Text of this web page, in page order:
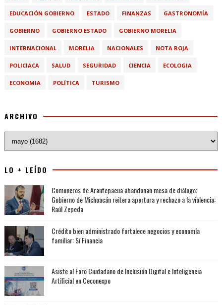
EDUCACIÓN GOBIERNO ESTADO FINANZAS GASTRONOMÍA
GOBIERNO GOBIERNO ESTADO GOBIERNO MORELIA
INTERNACIONAL MORELIA NACIONALES NOTA ROJA
POLICIACA SALUD SEGURIDAD CIENCIA ECOLOGIA
ECONOMIA POLÍTICA TURISMO
ARCHIVO
LO + LEÍDO
Comuneros de Arantepacua abandonan mesa de diálogo;
Gobierno de Michoacán reitera apertura y rechazo a la violencia:
Raúl Zepeda
Crédito bien administrado fortalece negocios y economía
familiar: Sí Financia
Asiste al Foro Ciudadano de Inclusión Digital e Inteligencia
Artificial en Ceconexpo